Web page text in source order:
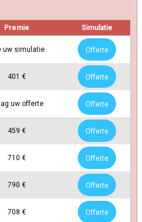
Premie Simulatie
uw simulatie Offerte
401 € Offerte
uw offerte Offerte
459 € Offerte
710 € Offerte
790 € Offerte
708 € Offerte